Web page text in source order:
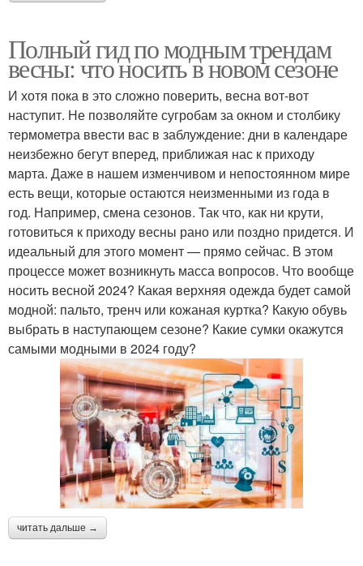
Полный гид по модным трендам
весны: что носить в новом сезоне
И хотя пока в это сложно поверить, весна вот-вот
наступит. Не позволяйте сугробам за окном и столбику
термометра ввести вас в заблуждение: дни в календаре
неизбежно бегут вперед, приближая нас к приходу
марта. Даже в нашем изменчивом и непостоянном мире
есть вещи, которые остаются неизменными из года в
год. Например, смена сезонов. Так что, как ни крути,
готовиться к приходу весны рано или поздно придется. И
идеальный для этого момент — прямо сейчас. В этом
процессе может возникнуть масса вопросов. Что вообще
носить весной 2024? Какая верхняя одежда будет самой
модной: пальто, тренч или кожаная куртка? Какую обувь
выбрать в наступающем сезоне? Какие сумки окажутся
самыми модными в 2024 году?
читать дальше →